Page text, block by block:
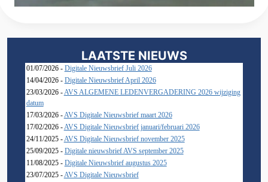
LAATSTE NIEUWS
01/07/2026 - Digitale Nieuwsbrief Juli 2026
14/04/2026 - Digitale Nieuwsbrief April 2026
23/03/2026 -AVS ALGEMENE LEDENVERGADERING 2026 wijziging
datum
17/03/2026 -AVS Digitale Nieuwsbrief maart 2026
17/02/2026 -AVS Digitale Nieuwsbrief januari/februari 2026
24/11/2025 -AVS Digitale Nieuwsbrief november 2025
25/09/2025 - Digitale nieuwsbrief AVS september 2025
11/08/2025 - Digitale Nieuwsbrief augustus 2025
23/07/2025 -AVS Digitale Nieuwsbrief